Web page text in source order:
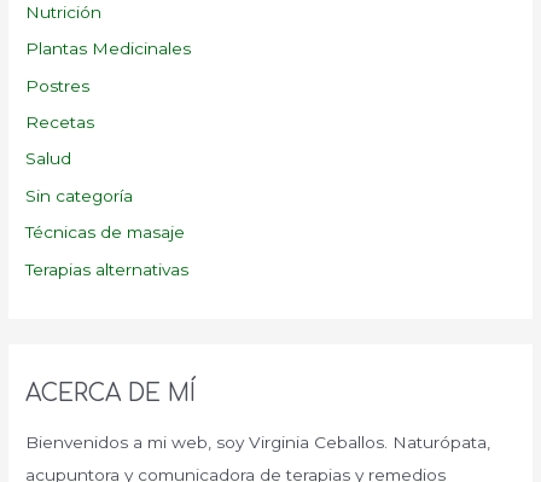
Nutrición
Plantas Medicinales
Postres
Recetas
Salud
Sin categoría
Técnicas de masaje
Terapias alternativas
ACERCA DE MÍ
Bienvenidos a mi web, soy Virginia Ceballos. Naturópata,
acupuntora y comunicadora de terapias y remedios